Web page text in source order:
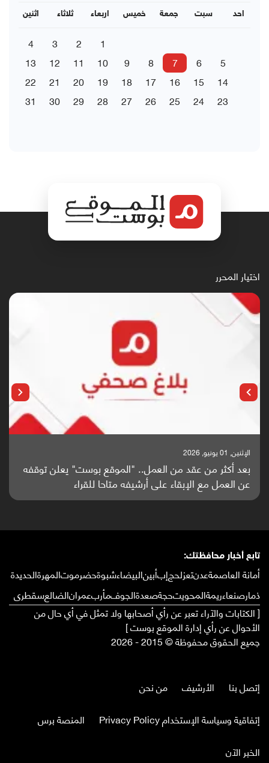
اثنين ثلاثاء اربعاء خميس جمعة سبت احد
1
2
3
4
5
6
7
8
9
10
11
12
13
14
15
16
17
18
19
20
21
22
23
24
25
26
27
28
29
30
31
اختيار المحرر
الإثنين, 25 مايو, 2026
باحثون من اليمن يدخلون سباق أبحاث ألزهايمر بدراسة
واعدة منشورة عالميا (ترجمة)
تابع أخبار محافظتك:
أمانة العاصمةعدنتعزلحجإبأبينالبيضاءشبوةحضرموتالمهرةالحديدة
ذمارصنعاءريمةالمحويتحجةصعدةالجوفمأربعمرانالضالعسقطرى
[ الكتابات والآراء تعبر عن رأي أصحابها ولا تمثل في أي حال من
الأحوال عن رأي إدارة الموقع بوست ]
جميع الحقوق محفوظة © 2015 - 2026
إتصل بنا الأرشيف
من نحن
إتفاقية وسياسة الإستخدام Privacy Policy
المنصة برس
الخبر الآن